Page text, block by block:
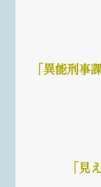
「異能刑事
「見